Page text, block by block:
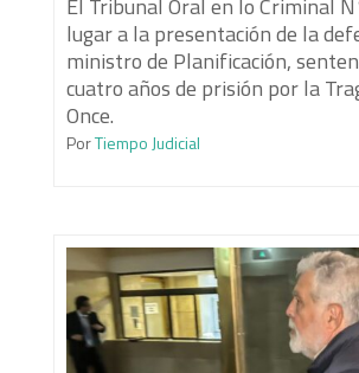
El Tribunal Oral en lo Criminal
lugar a la presentación de la
ministro de Planificación,
cuatro años de prisión por la
Once.
PorTiempo Judicial